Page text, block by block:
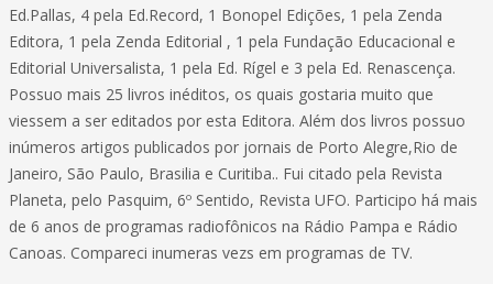
Ed.Pallas, 4 pela Ed.Record, 1 Bonopel Edições, 1 pela Zenda
Editora, 1 pela Zenda Editorial , 1 pela Fundação Educacional e
Editorial Universalista, 1 pela Ed. Rígel e 3 pela Ed. Renascença.
Possuo mais 25 livros inéditos, os quais gostaria muito que
viessem a ser editados por esta Editora. Além dos livros possuo
inúmeros artigos publicados por jornais de Porto Alegre,Rio de
Janeiro, São Paulo, Brasilia e Curitiba.. Fui citado pela Revista
Planeta, pelo Pasquim, 6º Sentido, Revista UFO. Participo há mais
de 6 anos de programas radiofônicos na Rádio Pampa e Rádio
Canoas. Compareci inumeras vezs em programas de TV.